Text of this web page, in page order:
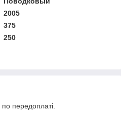
2005
375
250
по передоплаті.